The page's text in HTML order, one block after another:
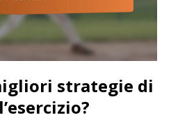
strategie di